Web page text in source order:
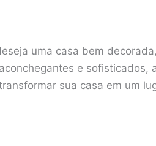
uma casa bem
e sofisticados,
sua casa em um